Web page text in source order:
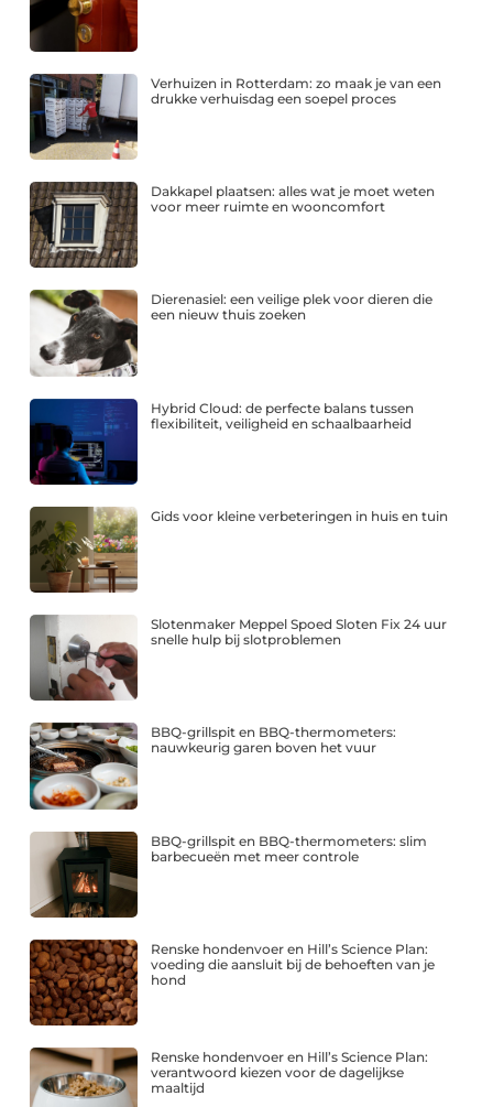
Verhuizen in Rotterdam: zo maak je van een
drukke verhuisdag een soepel proces
Dakkapel plaatsen: alles wat je moet weten
voor meer ruimte en wooncomfort
Dierenasiel: een veilige plek voor dieren die
een nieuw thuis zoeken
Hybrid Cloud: de perfecte balans tussen
flexibiliteit, veiligheid en schaalbaarheid
Gids voor kleine verbeteringen in huis en tuin
Slotenmaker Meppel Spoed Sloten Fix 24 uur
snelle hulp bij slotproblemen
BBQ-grillspit en BBQ-thermometers:
nauwkeurig garen boven het vuur
BBQ-grillspit en BBQ-thermometers: slim
barbecueën met meer controle
Renske hondenvoer en Hill’s Science Plan:
voeding die aansluit bij de behoeften van je
hond
Renske hondenvoer en Hill’s Science Plan:
verantwoord kiezen voor de dagelijkse
maaltijd